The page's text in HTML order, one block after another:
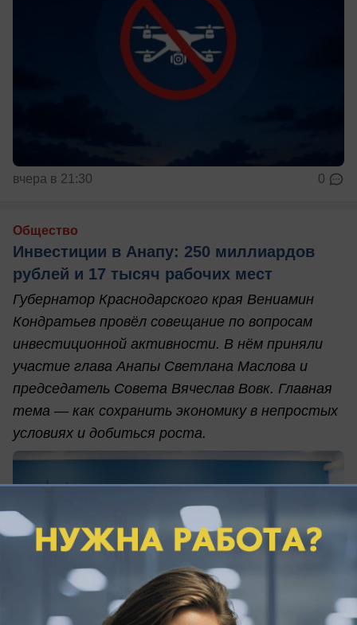
вчера в 21:30 0
Общество
Инвестиции в Анапу: 250 миллиардов
рублей и 17 тысяч рабочих мест
Губернатор Краснодарского края Вениамин
Кондратьев провёл совещание по вопросам
инвестиционной активности. В нём приняли
участие глава Анапы Светлана Маслова и
председатель Совета Вячеслав Вовк. Главная
тема — как сохранить экономику в непростых
условиях и добиться роста.